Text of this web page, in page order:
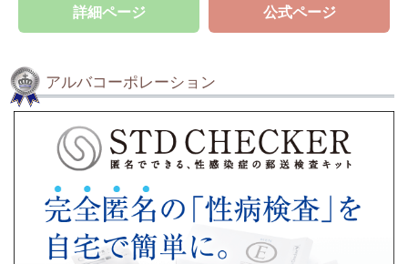
詳細ページ 公式ページ
アルバコーポレーション